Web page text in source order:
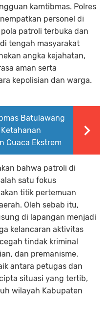
kamtibmas. Polres
personel di
patroli terbuka dan
tengah masyarakat
angka kejahatan,
aman serta
kepolisian dan warga.
Batulawang
Cuaca Ekstrem
bahwa patroli di
satu fokus
titik pertemuan
Oleh sebab itu,
di lapangan menjadi
kelancaran aktivitas
tindak kriminal
dan premanisme.
antara petugas dan
situasi yang tertib,
wilayah Kabupaten